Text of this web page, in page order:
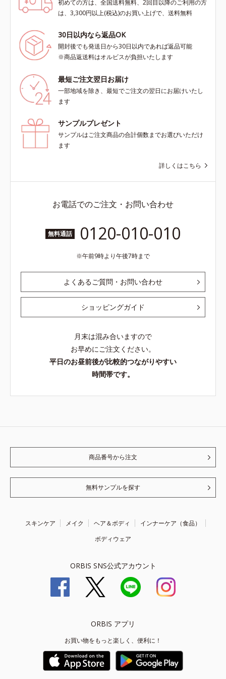
初めての方は、全国送料無料、2回目以降のご利用の方
は、3,300円以上(税込)のお買い上げで、送料無料
30日以内なら返品OK
開封後でも発送日から30日以内であれば返品可能
※商品返送料はオルビスが負担いたします
最短ご注文翌日お届け
一部地域を除き、最短でご注文の翌日にお届けいたし
ます
サンプルプレゼント
サンプルはご注文商品の合計個数までお選びいただけ
ます
詳しくはこちら
お電話でのご注文・お問い合わせ
無料通話 0120-010-010
午前9時より午後7時まで
よくあるご質問・お問い合わせ
ショッピングガイド
月末は混み合いますので
お早めにご注文ください。
平日のお昼前後が比較的つながりやすい
時間帯です。
商品番号から注文
無料サンプルを探す
スキンケア メイク ヘア＆ボディ
インナーケア（食品）
ボディウェア
ORBIS SNS公式アカウント
ORBIS アプリ
お買い物をもっと楽しく、便利に！